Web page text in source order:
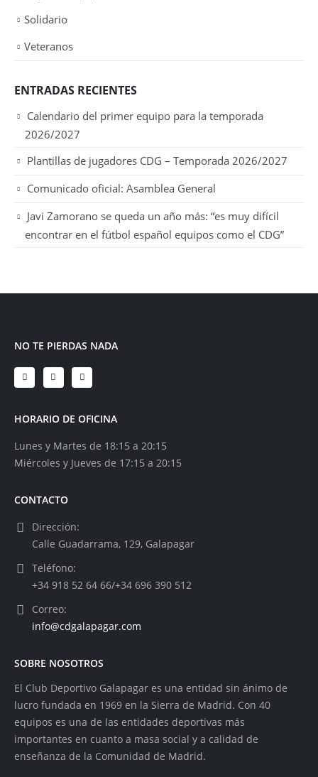
Solidario
Veteranos
ENTRADAS RECIENTES
Calendario del primer equipo para la temporada
2026/2027
Plantillas de jugadores CDG – Temporada 2026/2027
Comunicado oficial: Asamblea General
Javi Zamorano se queda un año más: “es muy difícil
encontrar en el fútbol español equipos como el CDG”
NO TE PIERDAS NADA
HORARIO DE OFICINA
Lunes y Martes de 18:15 a 20:15
Miércoles y Jueves de 17:15 a 20:15
CONTACTO
Dirección:
Calle Guadarrama, 129, Galapagar
Teléfono:
+34 918 52 64 66/+34 696 390 512
Correo:
info@cdgalapagar.com
SOBRE NOSOTROS
El Club Deportivo Galapagar es una entidad sin ánimo de
lucro fundada en 1969 en la Sierra de Madrid. Con 40
equipos es una de las entidades deportivas más
importantes en cuanto a masa social y a calidad de
enseñanza de la Comunidad de Madrid.